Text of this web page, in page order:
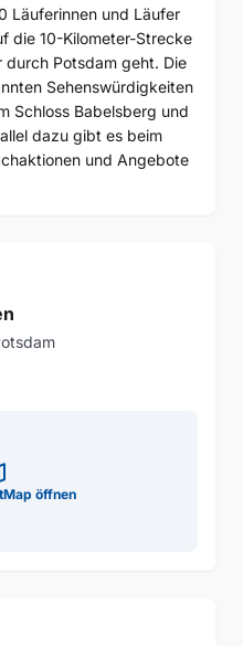
Läuferinnen und Läufer
die 10-Kilometer-Strecke
Potsdam geht. Die
Sehenswürdigkeiten
Schloss Babelsberg und
dazu gibt es beim
und Angebote
öffnen